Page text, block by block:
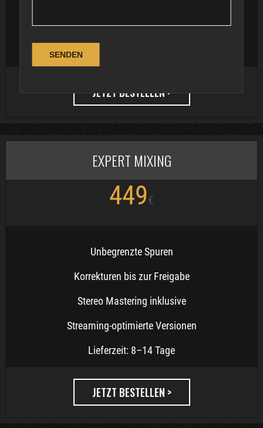
Stereo Mastering inklusive
JETZT BESTELLEN >
EXPERT MIXING
449€
Unbegrenzte Spuren
Korrekturen bis zur Freigabe
Stereo Mastering inklusive
Streaming-optimierte Versionen
Lieferzeit: 8–14 Tage
JETZT BESTELLEN >